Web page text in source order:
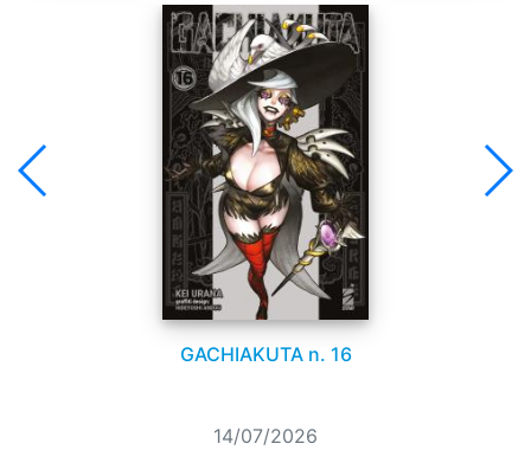
GACHIAKUTA n. 16
14/07/2026